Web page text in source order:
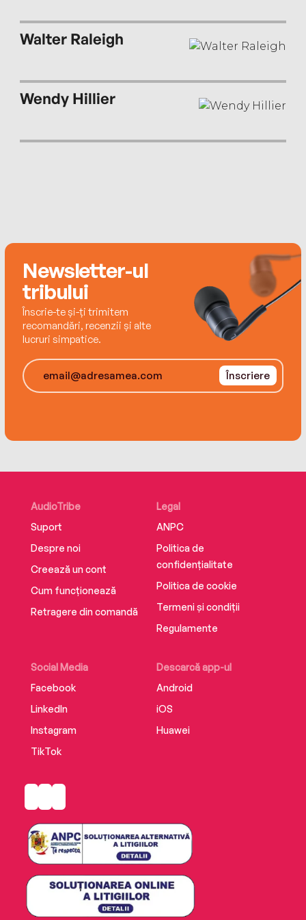
Walter Raleigh
Wendy Hillier
Newsletter-ul
tribului
Înscrie-te și-ți trimitem
recomandări, recenzii și alte
lucruri simpatice.
Înscriere
AudioTribe
Suport
Despre noi
Creează un cont
Cum funcționează
Retragere din comandă
Social Media
Facebook
LinkedIn
Instagram
TikTok
Descarcă app-ul
Android
iOS
Huawei
Legal
ANPC
Politica de
confidențialitate
Politica de cookie
Termeni și condiții
Regulamente